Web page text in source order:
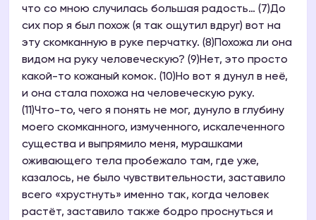
что со мною случилась большая радость… (7)До
сих пор я был похож (я так ощутил вдруг) вот на
эту скомканную в руке перчатку. (8)Похожа ли она
видом на руку человеческую? (9)Нет, это просто
какой-то кожаный комок. (10)Но вот я дунул в неё,
и она стала похожа на человеческую руку.
(11)Что-то, чего я понять не мог, дунуло в глубину
моего скомканного, измученного, искалеченного
существа и выпрямило меня, мурашками
оживающего тела пробежало там, где уже,
казалось, не было чувствительности, заставило
всего «хрустнуть» именно так, когда человек
растёт, заставило также бодро проснуться и